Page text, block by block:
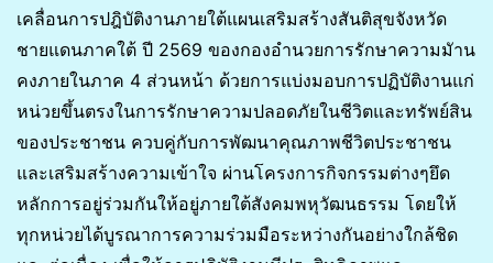
เคลื่อนการปฎิบัติงานภายใต้แผนเสริมสร้างสันติสุขจังหวัด
ชายแดนภาคใต้ ปี 2569 ของกองอำนวยการรักษาความมัาน
คงภายในภาค 4 ส่วนหน้า ด้วยการแบ่งมอบการปฏิบัติงานแก่
หน่วยขึ้นตรงในการรักษาความปลอดภัยในชีวิตและทรัพย์สิน
ของประชาชน ควบคู่กับการพัฒนาคุณภาพชีวิตประชาชน
และเสริมสร้างความเข้าใจ ผ่านโครงการกิจกรรมต่างๆยึด
หลักการอยู่ร่วมกันให้อยู่ภายใต้สังคมพหุวัฒนธรรม โดยให้
ทุกหน่วยได้บูรณาการความร่วมมือระหว่างกันอย่างใกล้ชิด